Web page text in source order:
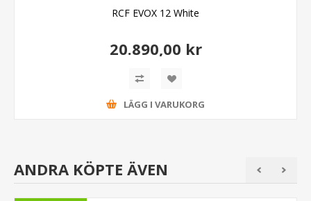
RCF EVOX 12 White
20.890,00 kr
LÄGG I VARUKORG
ANDRA KÖPTE ÄVEN